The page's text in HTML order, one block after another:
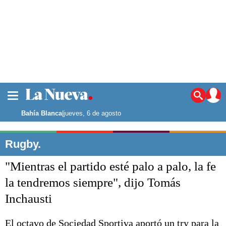
Noticias
La ciudad
Punta Alta
El mundo
Seguridad
Opinión
Liga del Sur
Bahía Blanca|jueves, 6 de agosto
Rugby.
"Mientras el partido esté palo a palo, la fe
la tendremos siempre", dijo Tomás
Inchausti
El octavo de Sociedad Sportiva aportó un try para la